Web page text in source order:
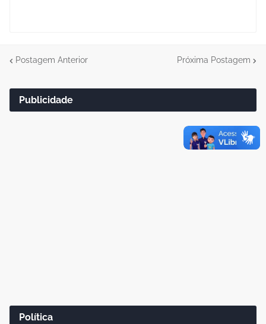
Postagem Anterior Próxima Postagem
Publicidade
Política